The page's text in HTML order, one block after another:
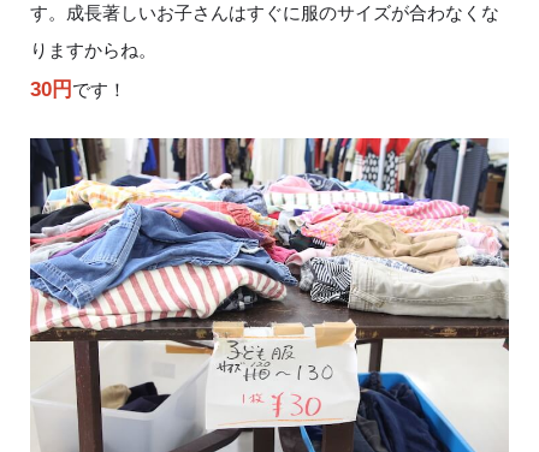
す。成長著しいお子さんはすぐに服のサイズが合わなくな
りますからね。
30円 です！